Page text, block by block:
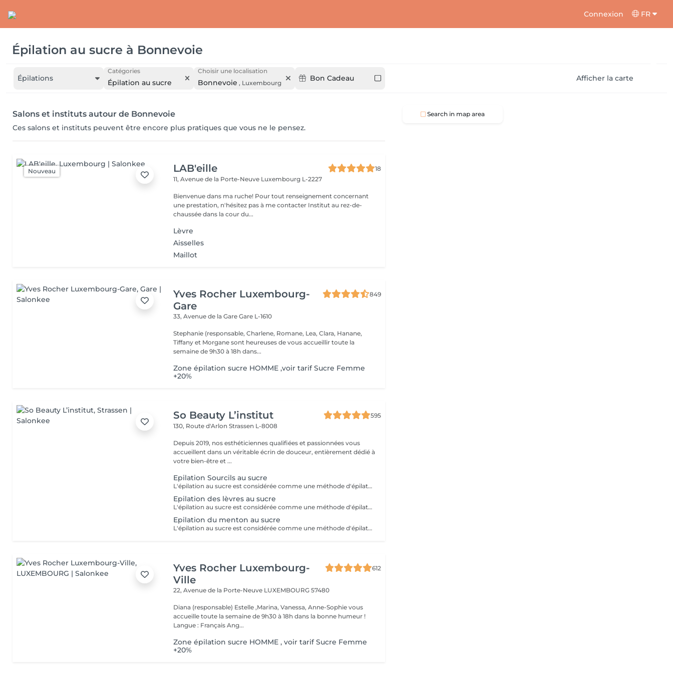
Connexion FR
Épilation au sucre à Bonnevoie
Épilations
Catégories
Épilation au sucre
Choisir une localisation
Bonnevoie , Luxembourg
Bon Cadeau Afficher la carte
Salons et instituts autour de Bonnevoie
Ces salons et instituts peuvent être encore plus pratiques que vous ne le pensez.
Nouveau LAB'eille
18
11, Avenue de la Porte-Neuve Luxembourg L-2227
Bienvenue dans ma ruche! Pour tout renseignement concernant
une prestation, n'hésitez pas à me contacter Institut au rez-de-
chaussée dans la cour du...
Lèvre
Aisselles
Maillot
Yves Rocher Luxembourg-
Gare
849
33, Avenue de la GareGare L-1610
Stephanie (responsable, Charlene, Romane, Lea, Clara, Hanane,
Tiffany et Morgane sont heureuses de vous accueillir toute la
semaine de 9h30 à 18h dans...
Zone épilation sucre HOMME ,voir tarif Sucre Femme
+20%
So Beauty L’institut
595
130, Route d'ArlonStrassen L-8008
Depuis 2019, nos esthéticiennes qualifiées et passionnées vous
accueillent dans un véritable écrin de douceur, entièrement dédié à
votre bien-être et ...
Epilation Sourcils au sucre
L'épilation au sucre est considérée comme une méthode d'épilation supérieure! C'est une méthode 100% naturelle, sans aucunes substances chimiques qui se travaille uniquement à la main. Elle permet de retirer le bulbe du poil même si celui n'est pas encore sorti de la peau.Ce qui lui donne la réputation d'épilation semi-définitive! Cette technique va aller chercher le poil en profondeur! Après 3 sessions, il est recommandé de venir toutes les 7 semaines entre chaque épilation. Economique, efficace et précise, cette technique ancestrale permet d'avoir une nouvelle vision de l'épilation. Nombreux sont ses avantages: - Moins douloureux qu'une épilation classique - Ne casse pas le poil - Réduit la croissance du poil - Soin pour la peau (doux exfoliant, soin anti-cellulite dû à la technique) - Peau douce assurée -Idéal pour les adolescents afin que le duvet ne se transforme pas en poil C'est un véritable soin pour la peau à tester !
Epilation des lèvres au sucre
L'épilation au sucre est considérée comme une méthode d'épilation supérieure! C'est une méthode 100% naturelle, sans aucunes substances chimiques qui se travaille uniquement à la main. Elle permet de retirer le bulbe du poil même si celui n'est pas encore sorti de la peau.Ce qui lui donne la réputation d'épilation semi-définitive! Cette technique va aller chercher le poil en profondeur! Après 3 sessions, il est recommandé de venir toutes les 7 semaines entre chaque épilation. Economique, efficace et précise, cette technique ancestrale permet d'avoir une nouvelle vision de l'épilation. Nombreux sont ses avantages: - Moins douloureux qu'une épilation classique - Ne casse pas le poil - Réduit la croissance du poil - Soin pour la peau (doux exfoliant, soin anti-cellulite dû à la technique) - Peau douce assurée -Idéal pour les adolescents afin que le duvet ne se transforme pas en poil C'est un véritable soin pour la peau à tester !
Epilation du menton au sucre
L'épilation au sucre est considérée comme une méthode d'épilation supérieure! C'est une méthode 100% naturelle, sans aucunes substances chimiques qui se travaille uniquement à la main. Elle permet de retirer le bulbe du poil même si celui n'est pas encore sorti de la peau.Ce qui lui donne la réputation d'épilation semi-définitive! Cette technique va aller chercher le poil en profondeur! Après 3 sessions, il est recommandé de venir toutes les 7 semaines entre chaque épilation. Economique, efficace et précise, cette technique ancestrale permet d'avoir une nouvelle vision de l'épilation. Nombreux sont ses avantages: - Moins douloureux qu'une épilation classique - Ne casse pas le poil - Réduit la croissance du poil - Soin pour la peau (doux exfoliant, soin anti-cellulite dû à la technique) - Peau douce assurée -Idéal pour les adolescents afin que le duvet ne se transforme pas en poil C'est un véritable soin pour la peau à tester !
Yves Rocher Luxembourg-
Ville
612
22, Avenue de la Porte-Neuve LUXEMBOURG 57480
Diana (responsable) Estelle ,Marina, Vanessa, Anne-Sophie vous
accueille toute la semaine de 9h30 à 18h dans la bonne humeur !
Langue : Français Ang...
Zone épilation sucre HOMME , voir tarif Sucre Femme
+20%
Search in map area